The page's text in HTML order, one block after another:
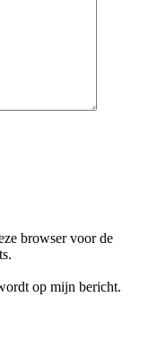
browser voor de
op mijn bericht.